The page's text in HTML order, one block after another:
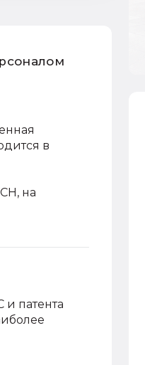
в
на
патента